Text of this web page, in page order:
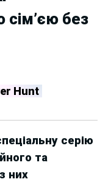
без
Hunt
серію
та
них